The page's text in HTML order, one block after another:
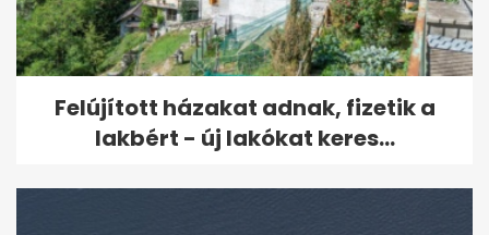
Felújított házakat adnak, fizetik a
lakbért - új lakókat keres...